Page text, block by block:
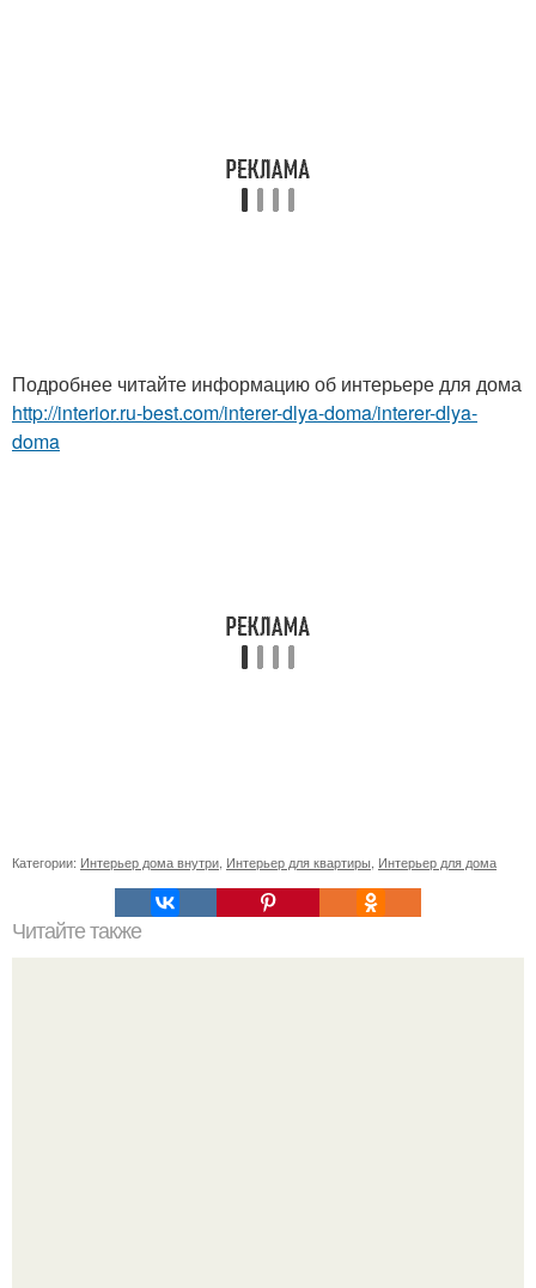
Подробнее читайте информацию об интерьере для дома
http://interior.ru-best.com/interer-dlya-doma/interer-dlya-
doma
Категории: Интерьер дома внутри, Интерьер для квартиры, Интерьер для дома
Читайте также